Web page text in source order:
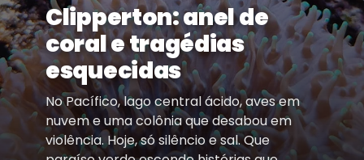
Clipperton: anel de
coral e tragédias
esquecidas
No Pacífico, lago central ácido, aves em
nuvem e uma colônia que desabou em
violência. Hoje, só silêncio e sal. Que